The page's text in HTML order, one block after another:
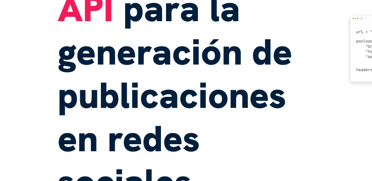
generación de
publicaciones
en redes